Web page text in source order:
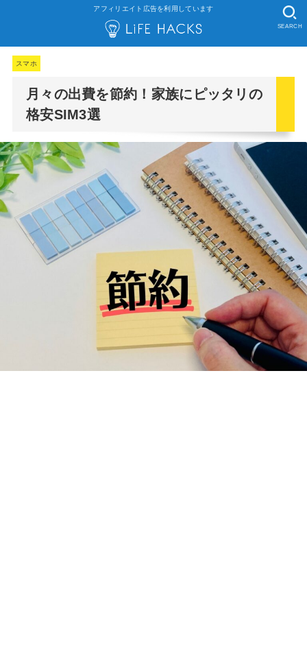
アフィリエイト広告を利用しています
SEARCH
スマホ
月々の出費を節約！家族にピッタリの
格安SIM3選